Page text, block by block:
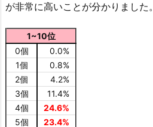
が非常に高いことが分かりました。
1~10位
0個
0.0%
1個
0.8%
2個
4.2%
3個
11.4%
4個
24.6%
5個
23.4%